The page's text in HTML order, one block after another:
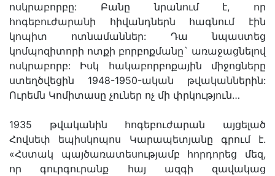
ոսկրաբորբը: Բանը նրանում է, որ
հոգեբուժարանի հիվանդներն հագնում էին
կոպիտ ոտնամաններ: Դա նպաստեց
կոմպոզիտորի ոտքի բորբոքմանը` առաջացնելով
ոսկրաբորբ: Իսկ հակաբորբոքային միջոցները
ստեղծվեցին 1948-1950-ական թվականներին:
Ուրեմն Կոմիտասը չուներ ոչ մի փրկություն…
1935 թվականին հոգեբուժարան այցելած
Հովսեփ եպիսկոպոս Կարապետյանը գրում է.
«Հստակ պայծառատեսությամբ հորդորեց մեզ,
որ գուրգուրանք հայ ազգի զավակաց